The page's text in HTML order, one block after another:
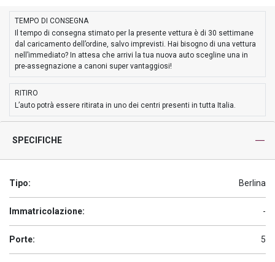
TEMPO DI CONSEGNA
Il tempo di consegna stimato per la presente vettura è di 30 settimane
dal caricamento dell’ordine, salvo imprevisti. Hai bisogno di una vettura
nell’immediato? In attesa che arrivi la tua nuova auto scegline una in
pre-assegnazione a canoni super vantaggiosi!
RITIRO
L’auto potrà essere ritirata in uno dei centri presenti in tutta Italia.
SPECIFICHE
Tipo: Berlina
Immatricolazione: -
Porte: 5